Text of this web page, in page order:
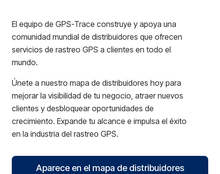
El equipo de GPS-Trace construye y apoya una
comunidad mundial de distribuidores que ofrecen
servicios de rastreo GPS a clientes en todo el
mundo.
Únete a nuestro mapa de distribuidores hoy para
mejorar la visibilidad de tu negocio, atraer nuevos
clientes y desbloquear oportunidades de
crecimiento. Expande tu alcance e impulsa el éxito
en la industria del rastreo GPS.
Aparece en el mapa de distribuidores